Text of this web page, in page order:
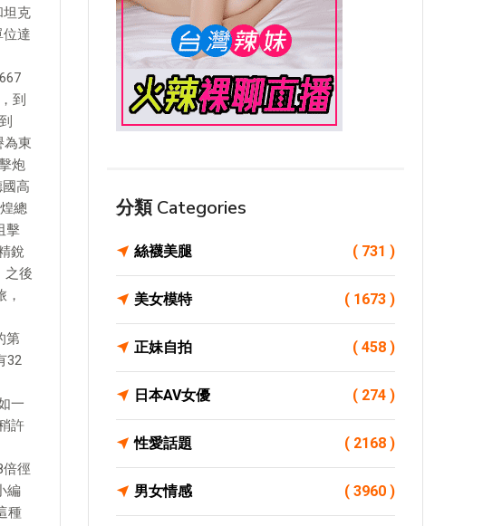
坦克
達
到
為東
炮
高
總
擊
銳
之後
第
32
一
許
徑
編
種
分類 Categories
絲襪美腿 ( 731 )
美女模特 ( 1673 )
正妹自拍 ( 458 )
日本AV女優 ( 274 )
性愛話題 ( 2168 )
男女情感 ( 3960 )